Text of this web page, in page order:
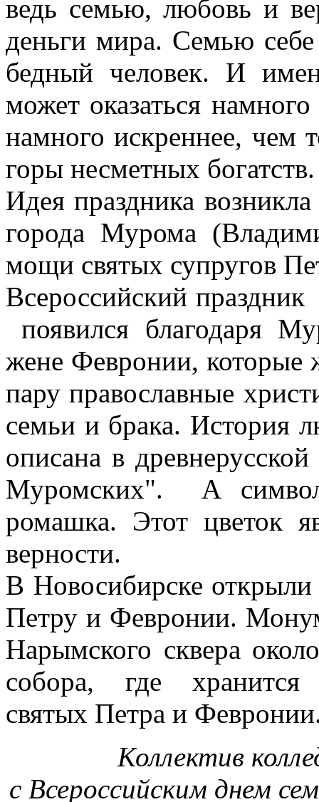
ведь семью, любовь и
деньги мира. Семью
бедный человек. И
может оказаться
намного искреннее, чем
горы несметных богатств.
Идея праздника
города Мурома
мощи святых супругов
Всероссийский
появился благодаря
жене Февронии,
пару православные
семьи и брака. История
описана в
Муромских". А
ромашка. Этот цветок
верности.
В Новосибирске
Петру и Февронии.
Нарымского сквера
собора, где
святых Петра и
Коллектив
с Всероссийским днем